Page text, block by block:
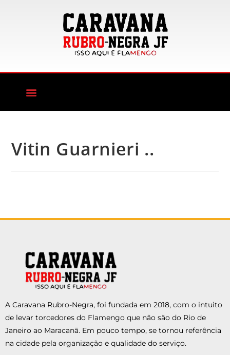
Vitin Guarnieri ..
A Caravana Rubro-Negra, foi fundada em 2018, com o intuito
de levar torcedores do Flamengo que não são do Rio de
Janeiro ao Maracanã. Em pouco tempo, se tornou referência
na cidade pela organização e qualidade do serviço.